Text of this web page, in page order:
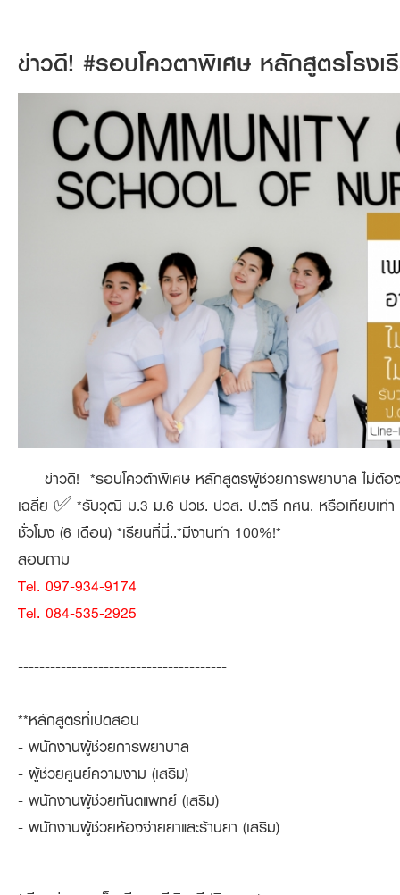
ข่าวดี! #รอบโควตาพิเศษ หลักสูตรโรง
ข่าวดี! *รอบโควต้าพิเศษ หลักสูตรผู้ช่วยการพยาบาล ไม่ต้อ
เฉลี่ย ✅ *รับวุฒิ ม.3 ม.6 ปวช. ปวส. ป.ตรี กศน. หรือเทียบเท่า
ชั่วโมง (6 เดือน) *เรียนที่นี่..*มีงานทำ 100%!*
สอบถาม
Tel. 097-934-9174
Tel. 084-535-2925
---------------------------------------
**หลักสูตรที่เปิดสอน
- พนักงานผู้ช่วยการพยาบาล
- ผู้ช่วยศูนย์ความงาม (เสริม)
- พนักงานผู้ช่วยทันตแพทย์ (เสริม)
- พนักงานผู้ช่วยห้องจ่ายยาและร้านยา (เสริม)